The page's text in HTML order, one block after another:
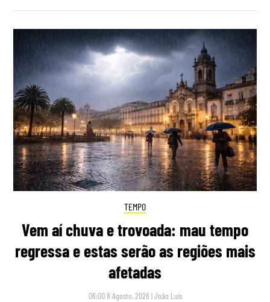
TEMPO
Vem aí chuva e trovoada: mau tempo
regressa e estas serão as regiões mais
afetadas
06:00 8 Agosto, 2026 |João Luís